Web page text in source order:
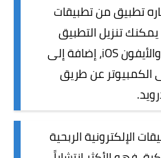
تطبيق من تطبيقات
تنزيل التطبيق
الأندرويد والأيفون iOS، إضافة إلى
الكمبيوتر عن طريق
الإلكترونية الربحية